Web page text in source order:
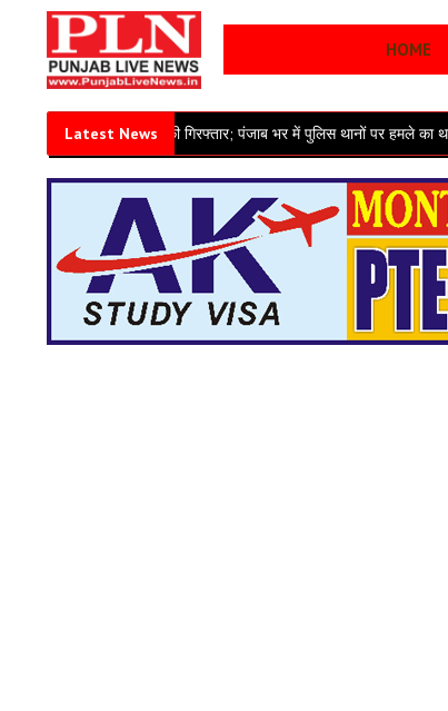
HOME
Latest News
आतंकी गिरफ्तार; पंजाब भर में पुलिस थानों पर हमले का था नापाक मंसूबा